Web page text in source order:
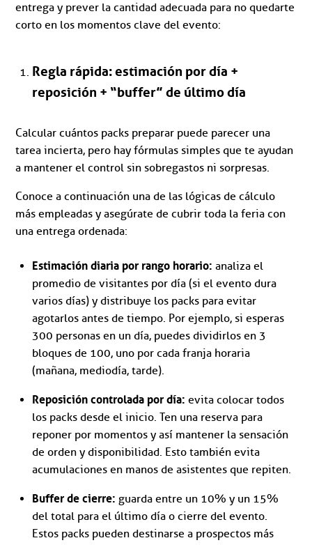
entrega y prever la cantidad adecuada para no quedarte
corto en los momentos clave del evento:
Regla rápida: estimación por día +
reposición + “buffer” de último día
Calcular cuántos packs preparar puede parecer una
tarea incierta, pero hay fórmulas simples que te ayudan
a mantener el control sin sobregastos ni sorpresas.
Conoce a continuación una de las lógicas de cálculo
más empleadas y asegúrate de cubrir toda la feria con
una entrega ordenada:
Estimación diaria por rango horario: analiza el
promedio de visitantes por día (si el evento dura
varios días) y distribuye los packs para evitar
agotarlos antes de tiempo. Por ejemplo, si esperas
300 personas en un día, puedes dividirlos en 3
bloques de 100, uno por cada franja horaria
(mañana, mediodía, tarde).
Reposición controlada por día: evita colocar todos
los packs desde el inicio. Ten una reserva para
reponer por momentos y así mantener la sensación
de orden y disponibilidad. Esto también evita
acumulaciones en manos de asistentes que repiten.
Buffer de cierre: guarda entre un 10% y un 15%
del total para el último día o cierre del evento.
Estos packs pueden destinarse a prospectos más